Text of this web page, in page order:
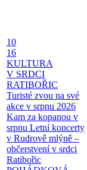
10
16
KULTURA
V SRDCI
RATIBOŘIC
Turisté zvou na své
akce v srpnu 2026
Kam za kopanou v
srpnu Letní koncerty
v Rudrově mlýně –
občerstvení v srdci
Ratibořic